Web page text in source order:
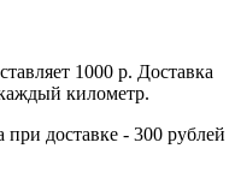
1000 р. Доставка
километр.
доставке - 300 рублей